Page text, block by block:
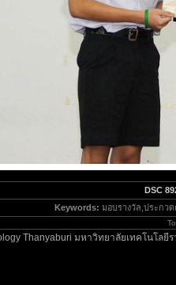
DSC
Keywords: มอบรางวัล,ประกว
Thanyaburi มหาวิทยาลัยเทคโนโ